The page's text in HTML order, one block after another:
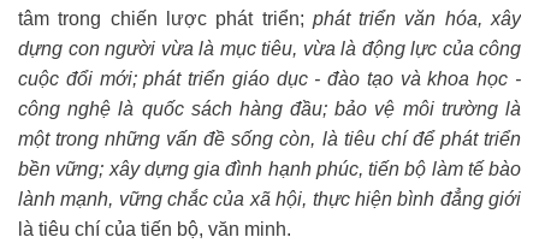
tâm trong chiến lược phát triển; phát triển văn hóa, xây
dựng con người vừa là mục tiêu, vừa là động lực của công
cuộc đổi mới; phát triển giáo dục - đào tạo và khoa học -
công nghệ là quốc sách hàng đầu; bảo vệ môi trường là
một trong những vấn đề sống còn, là tiêu chí để phát triển
bền vững; xây dựng gia đình hạnh phúc, tiến bộ làm tế bào
lành mạnh, vững chắc của xã hội, thực hiện bình đẳng giới
là tiêu chí của tiến bộ, văn minh.